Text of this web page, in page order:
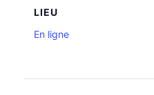
LIEU
En ligne